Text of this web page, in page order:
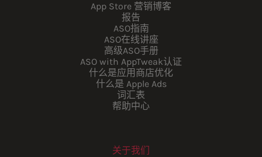
App Store 营销博客
报告
ASO指南
ASO在线讲座
高级ASO手册
ASO with AppTweak认证
什么是应用商店优化
什么是 Apple Ads
词汇表
帮助中心
关于我们